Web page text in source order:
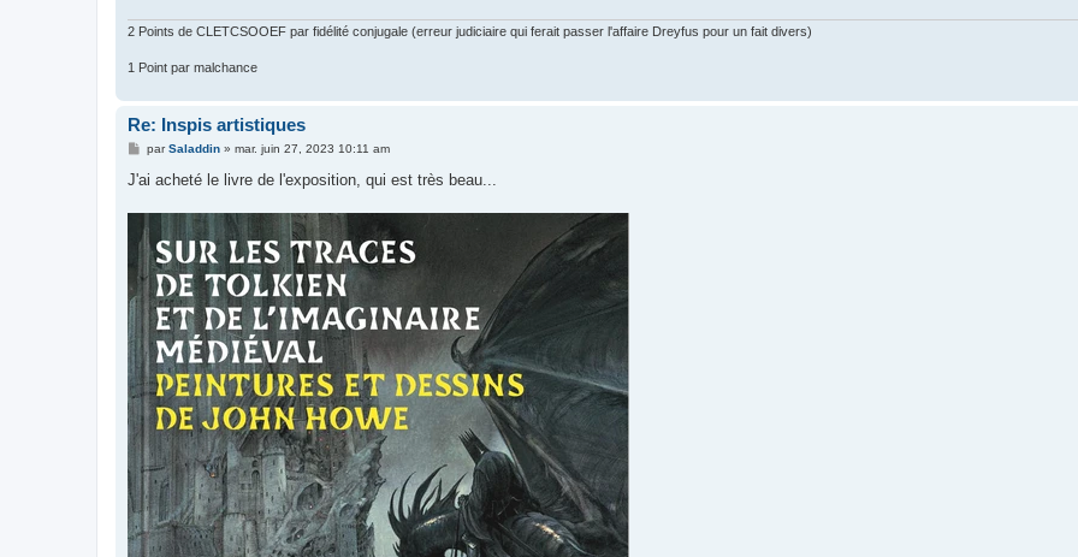
2 Points de CLETCSOOEF par fidélité conjugale (erreur judiciaire qui ferait passer l'affaire Dreyfus pour un fait divers)
1 Point par malchance
Re: Inspis artistiques
M
s
e
parSaladdin» mar. juin 27, 2023 10:11 am
J'ai acheté le livre de l'exposition, qui est très beau...